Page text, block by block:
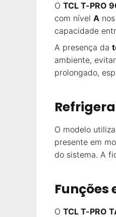
O TCL T-PRO
com nível A
capacidade
A presença da
ambiente,
prolongado,
O modelo utiliza
presente em
do sistema. A
Funções
O TCL T-PRO